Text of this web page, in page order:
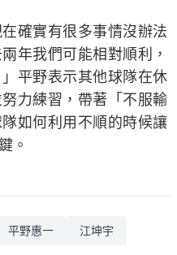
確實有很多事情沒辦法
年我們可能相對順利，
平野表示其他球隊在休
力練習，帶著「不服輸
如何利用不順的時候讓
。
平野惠一 江坤宇